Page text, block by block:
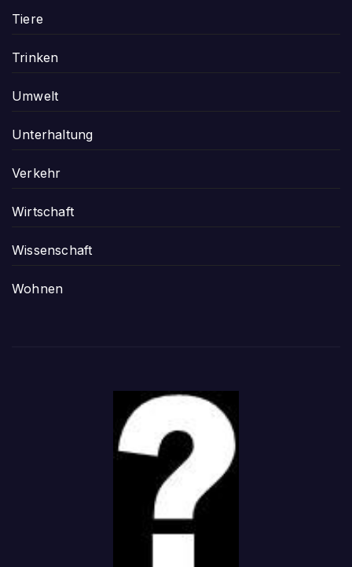
Tiere
Trinken
Umwelt
Unterhaltung
Verkehr
Wirtschaft
Wissenschaft
Wohnen